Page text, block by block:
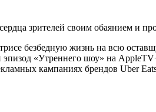
зрителей своим обаянием и
безбедную жизнь на всю
«Утреннего шоу» на
кампаниях брендов Uber